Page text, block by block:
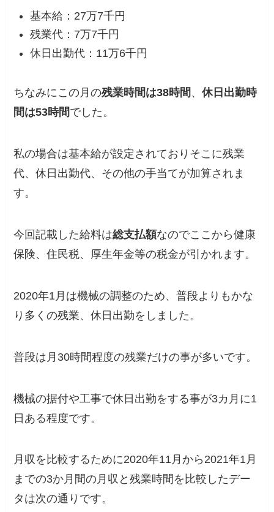
基本給：27万7千円
残業代：7万7千円
休日出勤代：11万6千円
ちなみにこの月の残業時間は38時間 、休日出勤時
間は53時間でした。
私の場合は基本給が設定されておりそこに残業
代、休日出勤代、その他の手当てが加算されま
す。
今回記載した給料は総支払額なのでここから健康
保険、住民税、厚生年金等の税金が引かれます。
2020年1月は機械の調整のため、普段よりもかな
り多くの残業、休日出勤をしました。
普段は月30時間程度の残業だけの事が多いです。
機械の据付や工事で休日出勤をする事が3カ月に1
日ある程度です。
月収を比較するために2020年11月から2021年1月
までの3か月間の月収と残業時間を比較 したデー
タは次の通りです。